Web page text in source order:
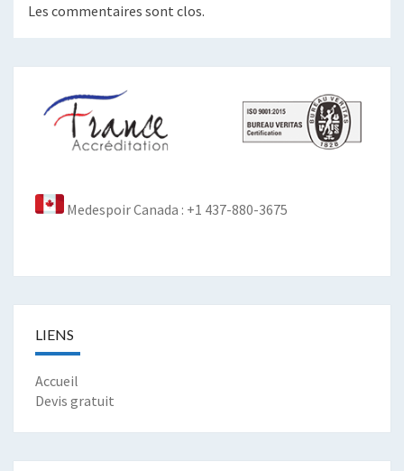
Les commentaires sont clos.
Medespoir Canada : +1 437-880-3675
LIENS
Accueil
Devis gratuit